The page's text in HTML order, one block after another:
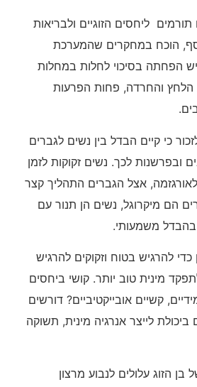
תורמים ליחסים הזוגיים ולבריאות
הוכח במחקרים שהמערכת
הפחתה בסיכוי לחלות במחלות
הלחץ והחרדה, פחות הפרעות
כי קיים הבדל בין נשים לגברים
ובפרשנות לכך. נשים זקוקות לזמן
לאורגזמה, אצל הגברים התהליך קצר
הם מיקרוגל, נשים הן תנור עם
משמעותי.
להרגיש בטוח וזקוקים להרגיש
מינית טוב יותר. קושי ביחסים
קשיים אובייקטיביים? דורשים
ביכולת לייצר אנרגיה מינית, תשוקה
הזוג עלולים לנבוע מרצון